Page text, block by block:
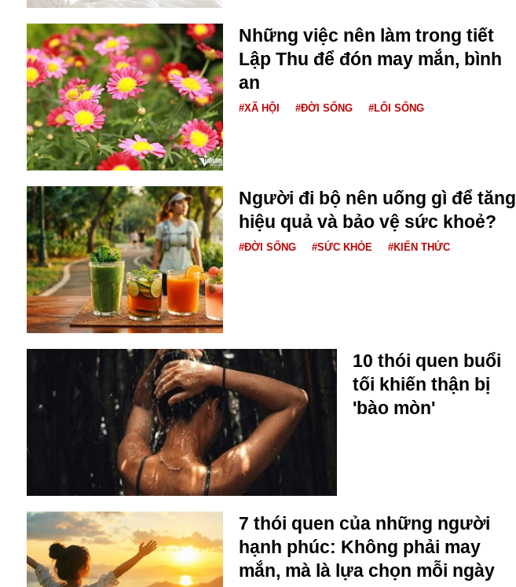
An ninh
Anh
Australia
Amazon
Army Games
Angela Merkel
Aeroflot
Argentina
Những việc nên làm trong tiết
Lập Thu để đón may mắn, bình
an
#XÃ HỘI #ĐỜI SỐNG #LỐI SỐNG
Người đi bộ nên uống gì để tăng
hiệu quả và bảo vệ sức khoẻ?
#ĐỜI SỐNG #SỨC KHỎE #KIẾN THỨC
10 thói quen buổi
tối khiến thận bị
'bào mòn'
7 thói quen của những người
hạnh phúc: Không phải may
mắn, mà là lựa chọn mỗi ngày